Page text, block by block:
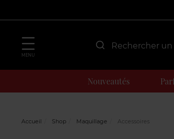
MENU
Nouveautés
Accueil Shop Maquillage Accessoires